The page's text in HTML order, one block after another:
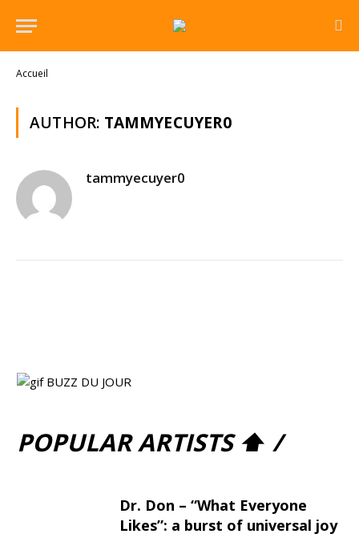
Accueil
AUTHOR: TAMMYECUYER0
tammyecuyer0
POPULAR ARTISTS ⬆ /
Dr. Don – “What Everyone
Likes”: a burst of universal joy